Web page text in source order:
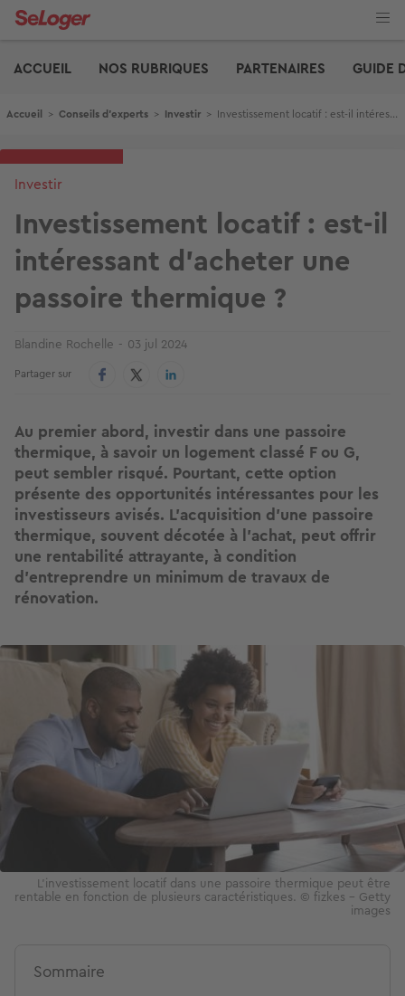
Aller
ACCUEIL
NOS RUBRIQUES PARTENAIRES GUIDE
Fil d'Ariane
Accueil > Conseils d'experts > Investir > Investissement locatif : est-il intéressant d’acheter une passoire thermique ?
Investir
Investissement locatif : est-il
intéressant d’acheter une
passoire thermique ?
Blandine Rochelle 03 jul 2024
Partager sur
Au premier abord, investir dans une passoire
thermique, à savoir un logement classé F ou G,
peut sembler risqué. Pourtant, cette option
présente des opportunités intéressantes pour les
investisseurs avisés. L’acquisition d’une passoire
thermique, souvent décotée à l’achat, peut offrir
une rentabilité attrayante, à condition
d’entreprendre un minimum de travaux de
rénovation.
Image
L'investissement locatif dans une passoire thermique peut être
rentable en fonction de plusieurs caractéristiques. © fizkes - Getty
images
Sommaire